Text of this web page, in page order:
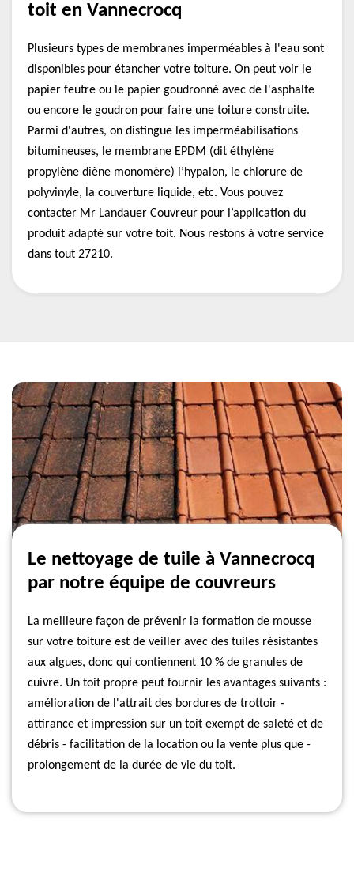
toit en Vannecrocq
Plusieurs types de membranes imperméables à l'eau sont
disponibles pour étancher votre toiture. On peut voir le
papier feutre ou le papier goudronné avec de l'asphalte
ou encore le goudron pour faire une toiture construite.
Parmi d'autres, on distingue les imperméabilisations
bitumineuses, le membrane EPDM (dit éthylène
propylène diène monomère) l’hypalon, le chlorure de
polyvinyle, la couverture liquide, etc. Vous pouvez
contacter Mr Landauer Couvreur pour l’application du
produit adapté sur votre toit. Nous restons à votre service
dans tout 27210.
Le nettoyage de tuile à Vannecrocq
par notre équipe de couvreurs
La meilleure façon de prévenir la formation de mousse
sur votre toiture est de veiller avec des tuiles résistantes
aux algues, donc qui contiennent 10 % de granules de
cuivre. Un toit propre peut fournir les avantages suivants :
amélioration de l'attrait des bordures de trottoir -
attirance et impression sur un toit exempt de saleté et de
débris - facilitation de la location ou la vente plus que -
prolongement de la durée de vie du toit.